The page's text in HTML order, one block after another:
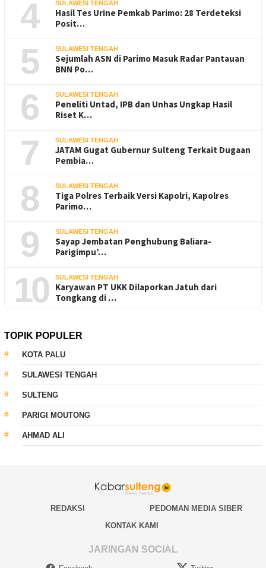
4 SULAWESI TENGAH
Hasil Tes Urine Pemkab Parimo: 28 Terdeteksi
Posit…
5 SULAWESI TENGAH
Sejumlah ASN di Parimo Masuk Radar Pantauan
BNN Po…
6 SULAWESI TENGAH
Peneliti Untad, IPB dan Unhas Ungkap Hasil
Riset K…
7 SULAWESI TENGAH
JATAM Gugat Gubernur Sulteng Terkait Dugaan
Pembia…
8 SULAWESI TENGAH
Tiga Polres Terbaik Versi Kapolri, Kapolres
Parimo…
9 SULAWESI TENGAH
Sayap Jembatan Penghubung Baliara-
Parigimpu’…
10 SULAWESI TENGAH
Karyawan PT UKK Dilaporkan Jatuh dari
Tongkang di …
TOPIK POPULER
KOTA PALU
SULAWESI TENGAH
SULTENG
PARIGI MOUTONG
AHMAD ALI
REDAKSI
PEDOMAN MEDIA SIBER
KONTAK KAMI
JARINGAN SOCIAL